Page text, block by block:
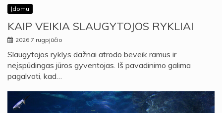
Įdomu
KAIP VEIKIA SLAUGYTOJOS RYKLIAI
2026 7 rugpjūčio
Slaugytojos ryklys dažnai atrodo beveik ramus ir
neįspūdingas jūros gyventojas. Iš pavadinimo galima
pagalvoti, kad…